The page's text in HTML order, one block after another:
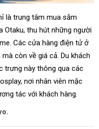
là trung tâm mua sắm
Otaku, thu hút những người
Các cửa hàng điện tử ở
còn về giá cả. Du khách
trưng này thông qua các
nơi nhân viên mặc
tác với khách hàng.